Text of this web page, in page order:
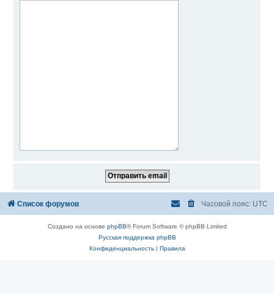
Список форумов Часовой пояс: UTC
Создано на основе phpBB® Forum Software © phpBB Limited
Русская поддержка phpBB
Конфиденциальность| Правила